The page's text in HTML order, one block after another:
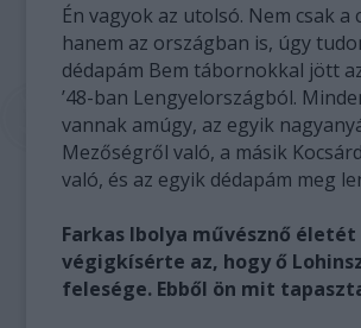
Én vagyok az utolsó. Nem csak a
hanem az országban is, úgy
dédapám Bem tábornokkal jött
’48-ban Lengyelországból.
vannak amúgy, az egyik
Mezőségről való, a másik
való, és az egyik dédapám meg
Farkas Ibolya művésznő életét
végigkísérte az, hogy ő
felesége. Ebből ön mit